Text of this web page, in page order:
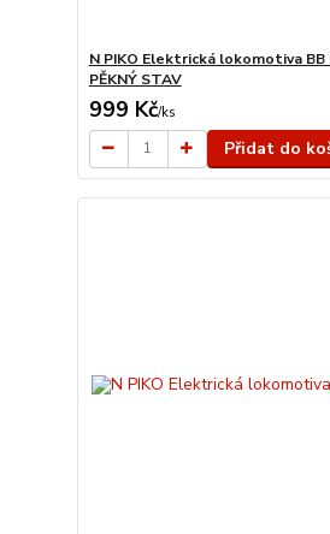
N PIKO Elektrická lokomotiva BB
PĚKNÝ STAV
999 Kč/ks
Přidat do